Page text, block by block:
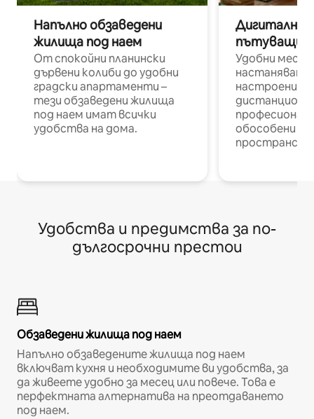
Напълно обзаведени
жилища под наем
От спокойни планински
дървени колиби до удобни
градски апартаменти –
тези обзаведени жилища
под наем имат всички
удобства на дома.
Дигитални
пътуващи
Удобни
настаняване
настроени и
обособени
Удобства и предимства за по-
дългосрочни престои
Обзаведени жилища под наем
Напълно обзаведените жилища под наем
включват кухня и необходимите ви удобства, за
да живеете удобно за месец или повече. Това е
перфектната алтернатива на преотдаването
под наем.